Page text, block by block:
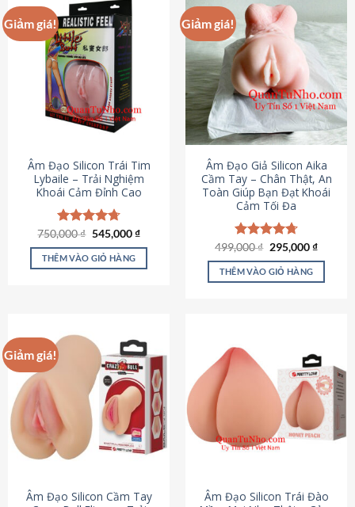
Giảm giá!
Âm Đạo Silicon Trái Tim
Lybaile – Trải Nghiệm
Khoái Cảm Đỉnh Cao
Được xếp
hạng4.70
5 sao
750,000₫ Giá
là:
750,000 ₫.
545,000₫Giá
tại
545,000 ₫.
THÊM VÀO GIỎ HÀNG
Giảm giá!
Âm Đạo Giả Silicon Aika
Cầm Tay – Chân Thật, An
Toàn Giúp Bạn Đạt Khoái
Cảm Tối Đa
Được xếp
hạng4.75
5 sao
499,000₫ Giá
là:
499,000 ₫.
295,000₫Giá
tại
THÊM VÀO GIỎ HÀNG
Giảm giá!
Âm Đạo Silicon Cầm Tay
Âm Đạo Silicon Trái Đào